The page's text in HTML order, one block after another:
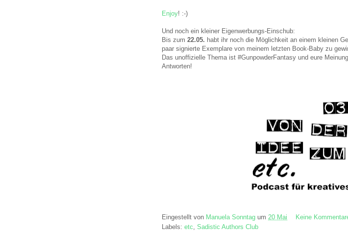
Enjoy! :-)
Und noch ein kleiner Eigenwerbungs-Einschub:
Bis zum 22.05. habt ihr noch die Möglichkeit an einem kleinen
paar signierte Exemplare von meinem letzten Book-Baby zu
Das unoffizielle Thema ist #GunpowderFantasy und eure
Antworten!
Eingestellt von Manuela Sonntag um 20 Mai
Keine
Labels: etc, Sadistic Authors Club